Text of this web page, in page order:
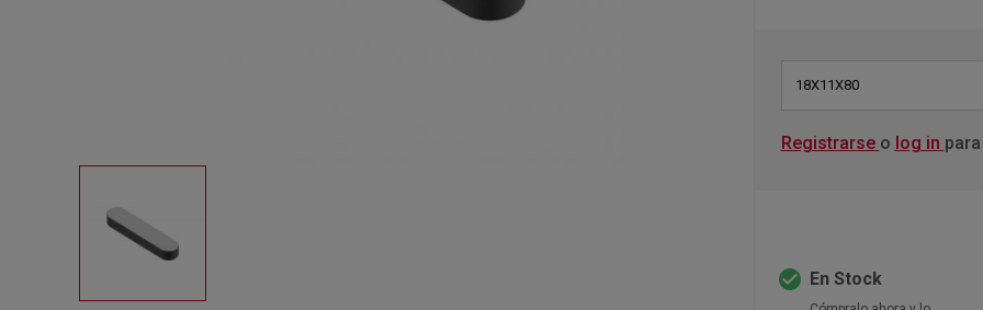
18X11X80
Registrarse o log in
check_circle En Stock